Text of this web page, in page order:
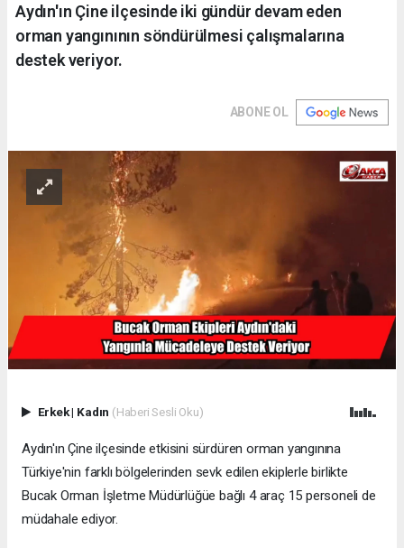
Aydın'ın Çine ilçesinde iki gündür devam eden
orman yangınının söndürülmesi çalışmalarına
destek veriyor.
ABONE OL
Erkek| Kadın (Haberi Sesli Oku)
Aydın'ın Çine ilçesinde etkisini sürdüren orman yangınına
Türkiye'nin farklı bölgelerinden sevk edilen ekiplerle birlikte
Bucak Orman İşletme Müdürlüğüe bağlı 4 araç 15 personeli de
müdahale ediyor.